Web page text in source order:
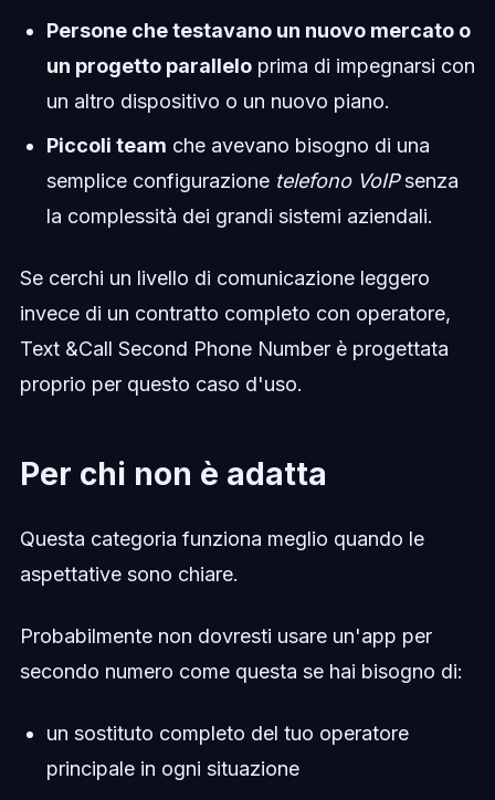
Persone che testavano un nuovo mercato o
un progetto paralleloprima di impegnarsi con
un altro dispositivo o un nuovo piano.
Piccoli team che avevano bisogno di una
semplice configurazione telefono VoIPsenza
la complessità dei grandi sistemi aziendali.
Se cerchi un livello di comunicazione leggero
invece di un contratto completo con operatore,
Text &Call Second Phone Number è progettata
proprio per questo caso d'uso.
Per chi non è adatta
Questa categoria funziona meglio quando le
aspettative sono chiare.
Probabilmente non dovresti usare un'app per
secondo numero come questa se hai bisogno di:
un sostituto completo del tuo operatore
principale in ogni situazione